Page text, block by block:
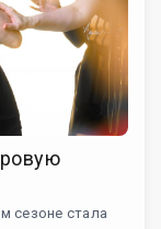
сезоне стала